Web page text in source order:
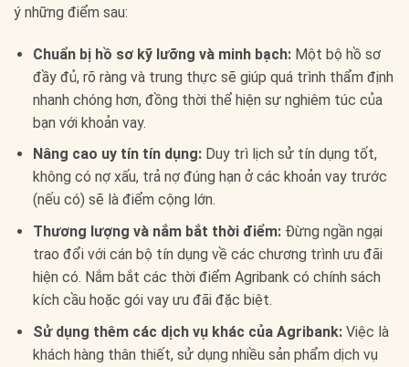
ý những điểm sau:
Chuẩn bị hồ sơ kỹ lưỡng và minh bạch:Một bộ hồ sơ
đầy đủ, rõ ràng và trung thực sẽ giúp quá trình thẩm định
nhanh chóng hơn, đồng thời thể hiện sự nghiêm túc của
bạn với khoản vay.
Nâng cao uy tín tín dụng:Duy trì lịch sử tín dụng tốt,
không có nợ xấu, trả nợ đúng hạn ở các khoản vay trước
(nếu có) sẽ là điểm cộng lớn.
Thương lượng và nắm bắt thời điểm:Đừng ngần ngại
trao đổi với cán bộ tín dụng về các chương trình ưu đãi
hiện có. Nắm bắt các thời điểm Agribank có chính sách
kích cầu hoặc gói vay ưu đãi đặc biệt.
Sử dụng thêm các dịch vụ khác của Agribank:Việc là
khách hàng thân thiết, sử dụng nhiều sản phẩm dịch vụ